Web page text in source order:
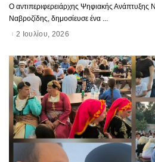
Ο αντιπεριφερειάρχης Ψηφιακής Ανάπτυξης
Ναβροζίδης, δημοσίευσε ένα ...
2 Ιουλίου, 2026